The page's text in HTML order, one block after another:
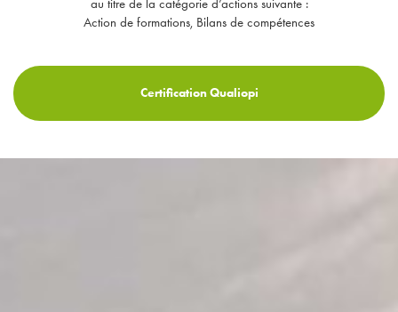
au titre de la catégorie d’actions suivante :
Action de formations, Bilans de compétences
Certification Qualiopi